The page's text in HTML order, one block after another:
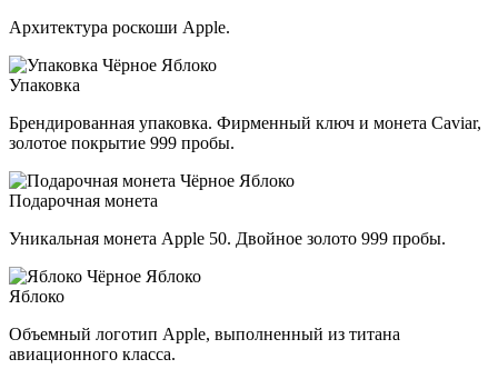
Архитектура роскоши Apple.
Упаковка
Брендированная упаковка. Фирменный ключ и монета Caviar,
золотое покрытие 999 пробы.
Подарочная монета
Уникальная монета Apple 50. Двойное золото 999 пробы.
Яблоко
Объемный логотип Apple, выполненный из титана
авиационного класса.